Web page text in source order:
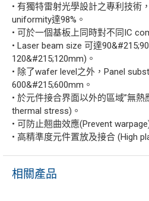
• 有獨特雷射光學設計之專利技術
uniformity達98%。
• 可於一個基板上同時對不同IC
• Laser beam size 可達
120&#215;120mm)。
• 除了wafer level之外，Panel
600&#215;600mm。
• 於元件接合界面以外的區域”無熱
thermal stress)。
• 可防止翹曲效應(Prevent
• 高精準度元件置放及接合 (High
相關產品